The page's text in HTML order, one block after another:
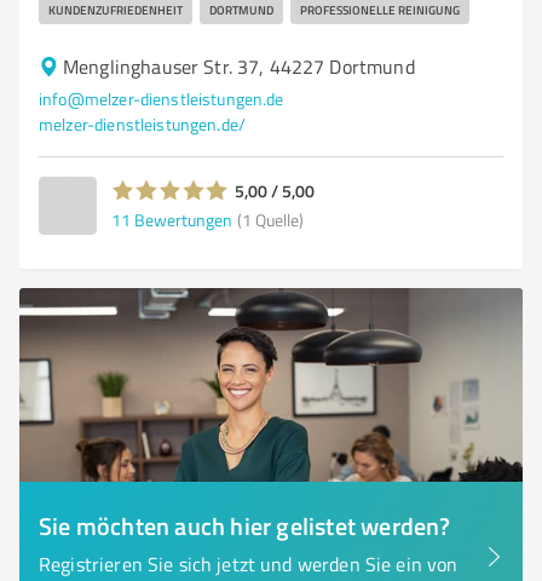
KUNDENZUFRIEDENHEIT DORTMUND PROFESSIONELLE REINIGUNG
Menglinghauser Str. 37, 44227 Dortmund
info@melzer-dienstleistungen.de
melzer-dienstleistungen.de/
5,00 / 5,00
11 Bewertungen (1 Quelle)
Sie möchten auch hier gelistet werden?
Registrieren Sie sich jetzt und werden Sie ein von